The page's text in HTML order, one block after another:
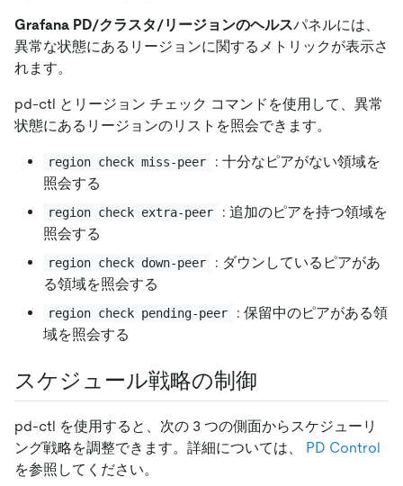
Grafana PD/クラスタ/リージョンのヘルスパネルには、
異常な状態にあるリージョンに関するメトリックが表示さ
れます。
pd-ctl とリージョン チェック コマンドを使用して、異常
状態にあるリージョンのリストを照会できます。
region check miss-peer
: 十分なピアがない領域を
照会する
region check extra-peer
: 追加のピアを持つ領域を
照会する
region check down-peer
: ダウンしているピアがあ
る領域を照会する
region check pending-peer
: 保留中のピアがある領
域を照会する
スケジュール戦略の制御
pd-ctl を使用すると、次の 3 つの側面からスケジューリ
ング戦略を調整できます。詳細については、
PD Control
を参照してください。